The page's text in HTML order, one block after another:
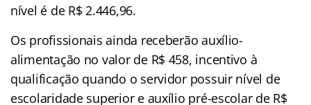
nível é de R$ 2.446,96.
Os profissionais ainda receberão auxílio-
alimentação no valor de R$ 458, incentivo à
qualificação quando o servidor possuir nível de
escolaridade superior e auxílio pré-escolar de R$